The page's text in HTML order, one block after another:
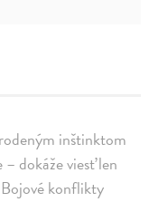
inštinktom
dokáže viesť len
konflikty